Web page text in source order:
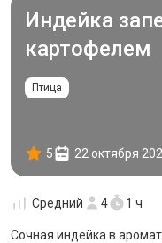
Индейка
картофелем
Птица
5 22 октября
Средний 4 1 ч
Сочная индейка в